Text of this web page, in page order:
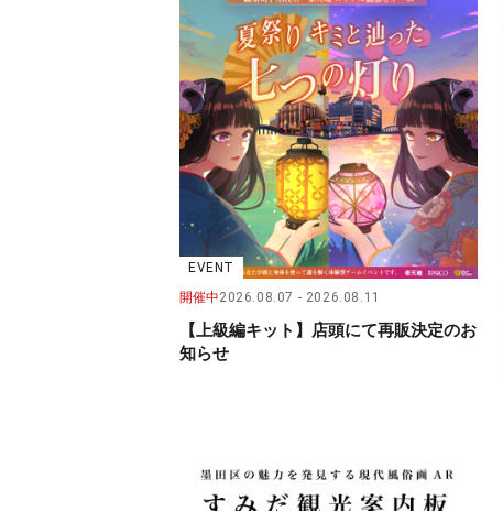
EVENT
開催中2026.08.07 2026.08.11
【上級編キット】店頭にて再販決定のお
知らせ